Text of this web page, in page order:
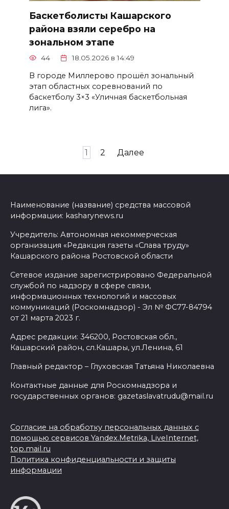
Баскетболисты Кашарского
района взяли серебро на
зональном этапе
44 18.05.2026 в 14:49
В городе Миллерово прошёл зональный
этап областных соревнований по
баскетболу 3×3 «Уличная баскетбольная
лига».
1 2 Далее
Наименование (название) средства массовой
информации: kasharynews.ru
Учредитель: Автономная некоммерческая
организация «Редакция газеты «Слава труду»
Кашарского района Ростовской области
Сетевое издание зарегистрировано Федеральной
службой по надзору в сфере связи,
информационных технологий и массовых
коммуникаций (Роскомнадзор) - Эл № ФС77-84794
от 21 марта 2023 г.
Адрес редакции: 346200, Ростовская обл.,
Кашарский район, сл.Кашары, ул.Ленина, 61
Главный редактор – Глуховская Татьяна Николаевна
Контактные данные для Роскомнадзора и
государственных органов: gazetaslavatrudu@mail.ru
Согласие на обработку персональных данных с
помощью сервисов Yandex.Metrika, LiveInternet,
top.mail.ru
Политика конфиденциальности и защиты
информации